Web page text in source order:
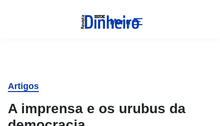
Menu
Artigos
A imprensa e os urubus da